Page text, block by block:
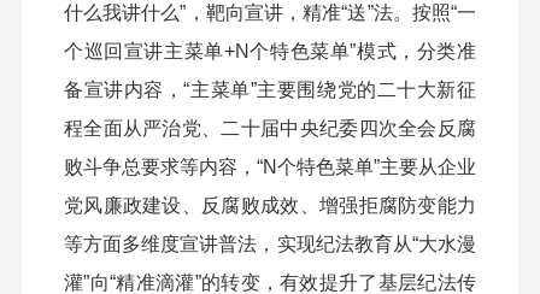
什么我讲什么”，靶向宣讲，精准“送”法。按照“一
个巡回宣讲主菜单+N个特色菜单”模式，分类准
备宣讲内容，“主菜单”主要围绕党的二十大新征
程全面从严治党、二十届中央纪委四次全会反腐
败斗争总要求等内容，“N个特色菜单”主要从企业
党风廉政建设、反腐败成效、增强拒腐防变能力
等方面多维度宣讲普法，实现纪法教育从“大水漫
灌”向“精准滴灌”的转变，有效提升了基层纪法传